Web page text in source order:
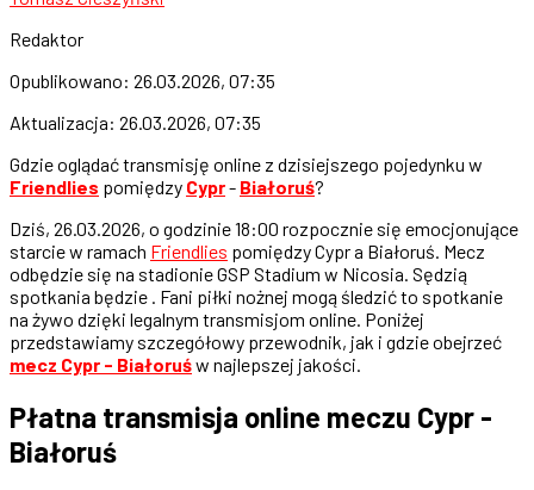
Redaktor
Opublikowano: 26.03.2026, 07:35
Aktualizacja: 26.03.2026, 07:35
Gdzie oglądać transmisję online z dzisiejszego pojedynku w
Friendlies pomiędzy Cypr- Białoruś?
Dziś, 26.03.2026, o godzinie 18:00 rozpocznie się emocjonujące
starcie w ramach Friendlies pomiędzy Cypr a Białoruś. Mecz
odbędzie się na stadionie GSP Stadium w Nicosia. Sędzią
spotkania będzie . Fani piłki nożnej mogą śledzić to spotkanie
na żywo dzięki legalnym transmisjom online. Poniżej
przedstawiamy szczegółowy przewodnik, jak i gdzie obejrzeć
mecz Cypr - Białoruśw najlepszej jakości.
Płatna transmisja online meczu Cypr -
Białoruś